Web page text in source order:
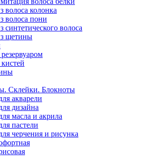
волоса колонка
волоса пони
синтетического волоса
щетины
Склейки. Блокноты
акварели
дизайна
масла и акрила
пастели
черчения и рисунка